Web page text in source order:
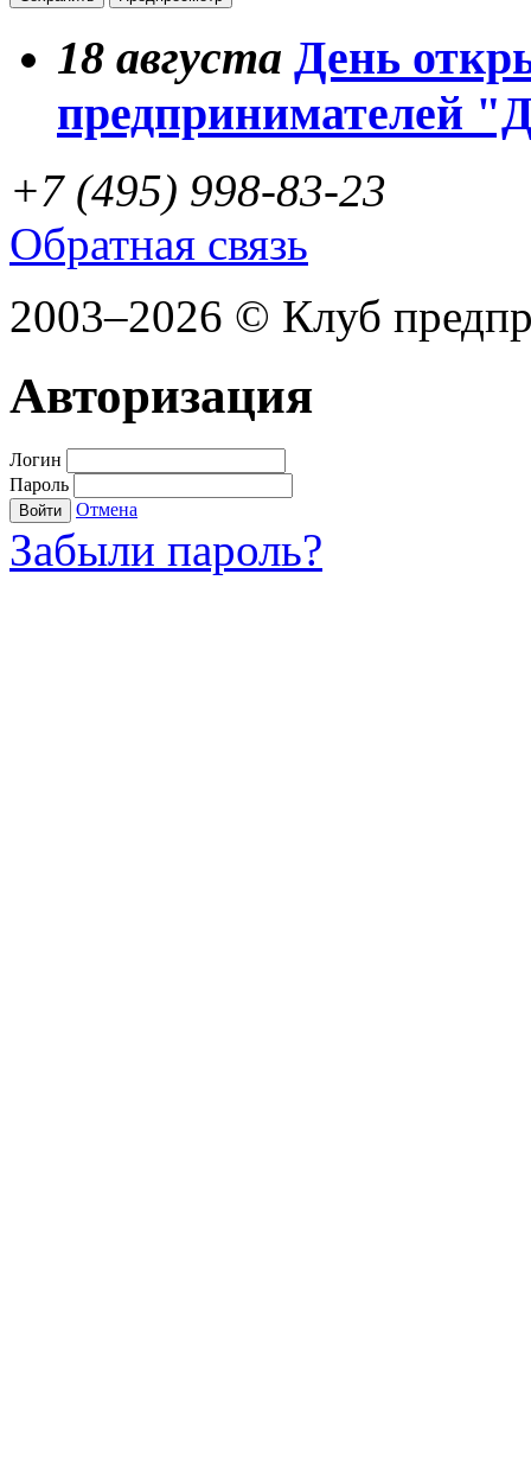
18 августа День
предпринимателей
+7 (495) 998-83-23
Обратная связь
2003–2026 © Клуб
Авторизация
Логин
Пароль
Войти Отмена
Забыли пароль?